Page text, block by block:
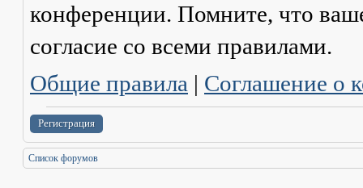
конференции. Помните, что
согласие со всеми правилами.
Общие правила | Соглашение о
Регистрация
Список форумов